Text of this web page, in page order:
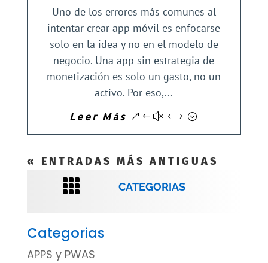
Uno de los errores más comunes al
intentar crear app móvil es enfocarse
solo en la idea y no en el modelo de
negocio. Una app sin estrategia de
monetización es solo un gasto, no un
activo. Por eso,...
Leer Más
« ENTRADAS MÁS ANTIGUAS
 CATEGORIAS
Categorias
APPS y PWAS